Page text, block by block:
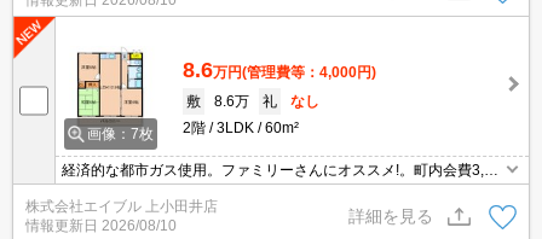
画像：7枚
8.6万円(管理費等：4,000円)
敷
8.6万 礼
なし
2階
3LDK 60m²
経済的な都市ガス使用。ファミリーさんにオススメ!。町内会費3,60
0円/1年。
株式会社エイブル 上小田井店
情報更新日 2026/08/10
詳細を見る